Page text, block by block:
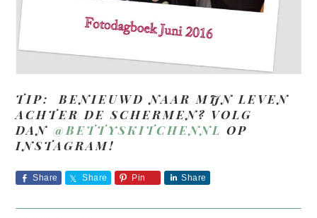
TIP: BENIEUWD NAAR MIJN LEVEN
ACHTER DE SCHERMEN? VOLG
DAN@BETTYSKITCHENNL OP
INSTAGRAM!
Share Share Pin Share